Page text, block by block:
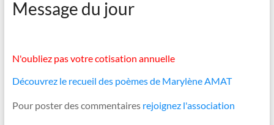
Message du jour
N'oubliez pas votre cotisation annuelle
Découvrez le recueil des poèmes de Marylène AMAT
Pour poster des commentaires rejoignez l'association